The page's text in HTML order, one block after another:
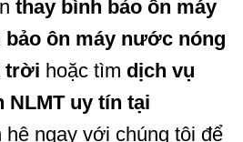
thay bình bảo ôn máy
bảo ôn máy nước nóng
trời hoặc tìm dịch vụ
NLMT uy tín tại
hệ ngay với chúng tôi để